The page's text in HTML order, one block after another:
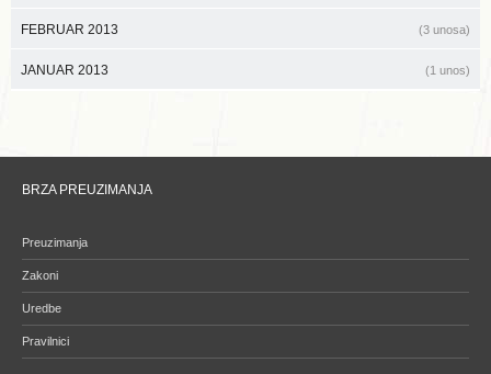
FEBRUAR 2013 (3 unosa)
JANUAR 2013 (1 unos)
BRZA PREUZIMANJA
Preuzimanja
Zakoni
Uredbe
Pravilnici